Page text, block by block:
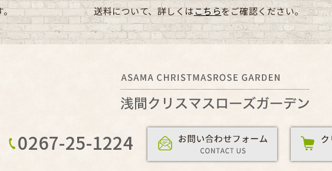
。
送料について、詳しくはこちらをご確認ください。
0267-25-1224